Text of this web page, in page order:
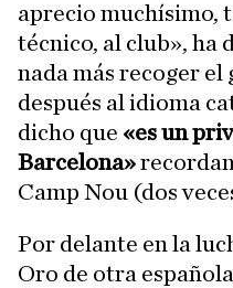
aprecio muchísimo,
técnico, al club», ha
nada más recoger el
después al idioma
dicho que «es un
Barcelona»
Camp Nou (dos
Por delante en la
Oro de otra